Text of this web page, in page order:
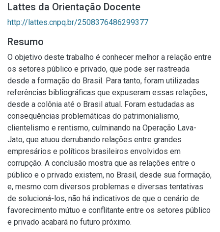
Lattes da Orientação Docente
http://lattes.cnpq.br/2508376486299377
Resumo
O objetivo deste trabalho é conhecer melhor a relação entre
os setores público e privado, que pode ser rastreada
desde a formação do Brasil. Para tanto, foram utilizadas
referências bibliográficas que expuseram essas relações,
desde a colônia até o Brasil atual. Foram estudadas as
consequências problemáticas do patrimonialismo,
clientelismo e rentismo, culminando na Operação Lava-
Jato, que atuou derrubando relações entre grandes
empresários e políticos brasileiros envolvidos em
corrupção. A conclusão mostra que as relações entre o
público e o privado existem, no Brasil, desde sua formação,
e, mesmo com diversos problemas e diversas tentativas
de solucioná-los, não há indicativos de que o cenário de
favorecimento mútuo e conflitante entre os setores público
e privado acabará no futuro próximo.